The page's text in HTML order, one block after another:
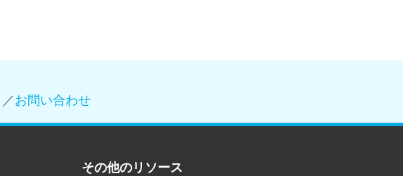
／お問い合わせ
その他のリソース